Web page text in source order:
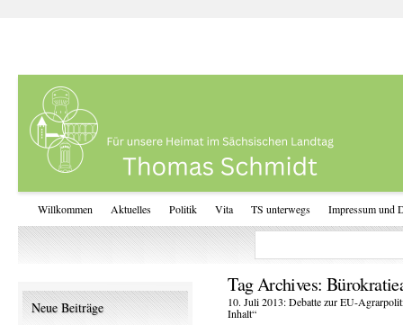
Willkommen Aktuelles Politik Vita TS unterwegs Impressum und
Tag Archives:
10. Juli 2013: Debatte zur EU-
Inhalt“
Neue Beiträge